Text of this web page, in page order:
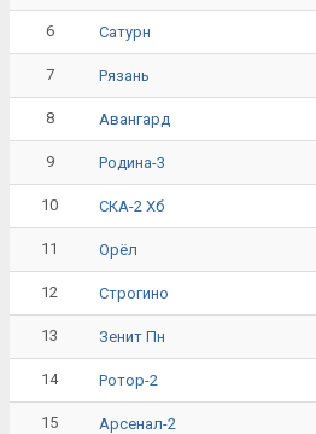
6 Сатурн
7 Рязань
8 Авангард
9 Родина-3
10 СКА-2 Хб
11 Орёл
12 Строгино
13 Зенит Пн
14 Ротор-2
15 Арсенал-2